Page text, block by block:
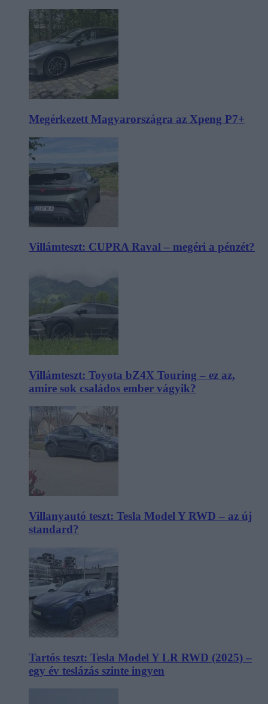
Megérkezett Magyarországra az Xpeng P7+
Villámteszt: CUPRA Raval – megéri a pénzét?
Villámteszt: Toyota bZ4X Touring – ez az,
amire sok családos ember vágyik?
Villanyautó teszt: Tesla Model Y RWD – az új
standard?
Tartós teszt: Tesla Model Y LR RWD (2025) –
egy év teslázás szinte ingyen